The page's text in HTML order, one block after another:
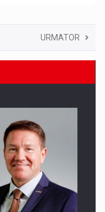
URMATOR